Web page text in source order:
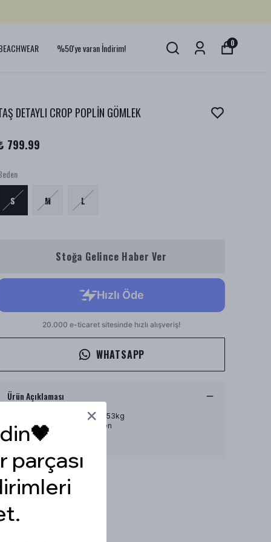
%50'ye varan İndirim! 0
DETAYLI CROP POPLİN GÖMLEK
799.99
S M L
Stoğa Gelince Haber Ver
WHATSAPP
Ürün Açıklaması
Model Ölçüleri : 167cm/53kg
Modelin Beden : S beden
Ürün İçeriği : -
parçası